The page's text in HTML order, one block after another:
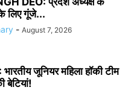
लिए गूंजे...
- August 7, 2026
जूनियर महिला हॉकी टीम
बेटियां!